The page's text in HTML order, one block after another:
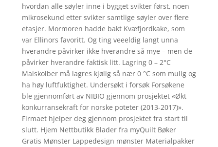
hvordan alle søyler inne i bygget svikter først, noen
mikrosekund etter svikter samtlige søyler over flere
etasjer. Mor­moren hadde bakt Kvæfjordkake, som
var Ellinors favoritt. Og ting veeeldig langt unna
hverandre påvirker ikke hverandre så mye – men de
påvirker hverandre faktisk litt. Lagring 0 – 2°C
Maiskolber må lagres kjølig så nær 0 °C som mulig og
ha høy luftfuktighet. Undersøkt i forsøk Forsøkene
ble gjennomført av NIBIO gjennom prosjektet «Økt
konkurransekraft for norske poteter (2013-2017)».
Firmaet hjelper deg gjennom prosjektet fra start til
slutt. Hjem Nettbutikk Blader fra myQuilt Bøker
Gratis Mønster Lappedesign mønster Materialpakker